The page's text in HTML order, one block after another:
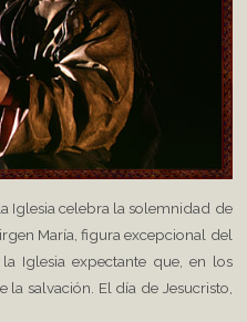
Iglesia celebra la solemnidad de
María, figura excepcional del
Iglesia expectante que, en los
salvación. El día de Jesucristo,